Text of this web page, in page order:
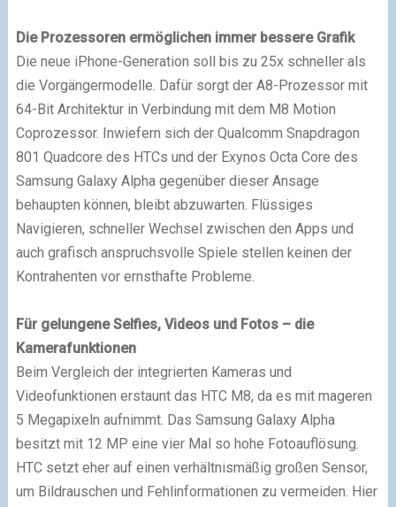
Die Prozessoren ermöglichen immer bessere Grafik
Die neue iPhone-Generation soll bis zu 25x schneller als
die Vorgängermodelle. Dafür sorgt der A8-Prozessor mit
64-Bit Architektur in Verbindung mit dem M8 Motion
Coprozessor. Inwiefern sich der Qualcomm Snapdragon
801 Quadcore des HTCs und der Exynos Octa Core des
Samsung Galaxy Alpha gegenüber dieser Ansage
behaupten können, bleibt abzuwarten. Flüssiges
Navigieren, schneller Wechsel zwischen den Apps und
auch grafisch anspruchsvolle Spiele stellen keinen der
Kontrahenten vor ernsthafte Probleme.
Für gelungene Selfies, Videos und Fotos – die
Kamerafunktionen
Beim Vergleich der integrierten Kameras und
Videofunktionen erstaunt das HTC M8, da es mit mageren
5 Megapixeln aufnimmt. Das Samsung Galaxy Alpha
besitzt mit 12 MP eine vier Mal so hohe Fotoauflösung.
HTC setzt eher auf einen verhältnismäßig großen Sensor,
um Bildrauschen und Fehlinformationen zu vermeiden. Hier